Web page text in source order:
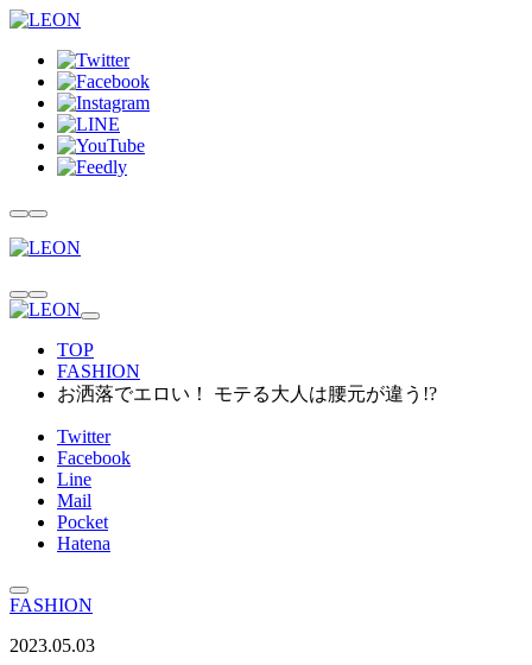
TOP
FASHION
お洒落でエロい！ モテる大人は腰元が違う!?
Twitter
Facebook
Line
Mail
Pocket
Hatena
FASHION
2023.05.03